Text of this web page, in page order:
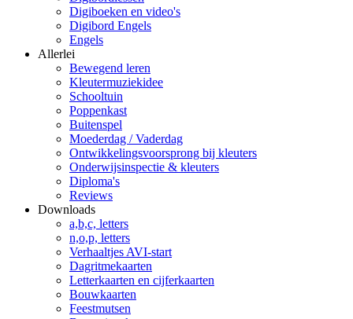
Digiboeken en video's
Digibord Engels
Engels
Allerlei
Bewegend leren
Kleutermuziekidee
Schooltuin
Poppenkast
Buitenspel
Moederdag / Vaderdag
Ontwikkelingsvoorsprong bij kleuters
Onderwijsinspectie & kleuters
Diploma's
Reviews
Downloads
a,b,c, letters
n,o,p, letters
Verhaaltjes AVI-start
Dagritmekaarten
Letterkaarten en cijferkaarten
Bouwkaarten
Feestmutsen